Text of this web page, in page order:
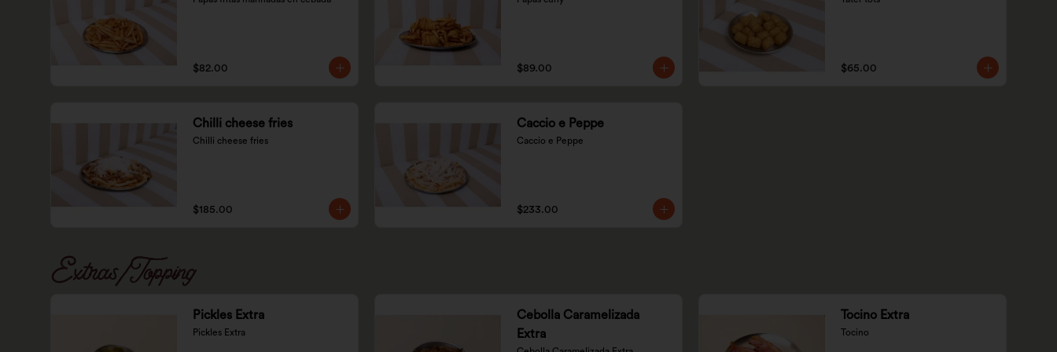
$82.00 $89.00 $65.00
Chilli cheese fries
Chilli cheese fries
$185.00
Caccio e Peppe
Caccio e Peppe
$233.00
Extras/Topping
Pickles Extra
Pickles Extra
Cebolla Caramelizada
Extra
Tocino Extra
Tocino